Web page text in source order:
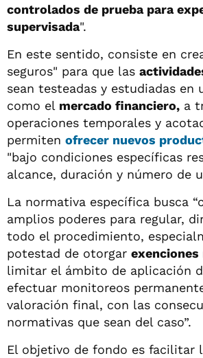
controlados de prueba para
supervisada".
En este sentido, consiste en
seguros" para que las
sean testeadas y estudiadas en
como el mercado financiero, a
operaciones temporales y
permiten ofrecer nuevos
"bajo condiciones específicas
alcance, duración y número de
La normativa específica busca
amplios poderes para regular,
todo el procedimiento,
potestad de otorgar
limitar el ámbito de aplicación
efectuar monitoreos
valoración final, con las
normativas que sean del caso”.
El objetivo de fondo es facilitar